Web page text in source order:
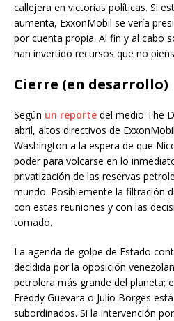
callejera en victorias políticas. Si
aumenta, ExxonMobil se vería
por cuenta propia. Al fin y al cabo
han invertido recursos que no
Cierre (en desarrollo)
Según un reporte del medio The
abril, altos directivos de
Washington a la espera de que
poder para volcarse en lo
privatización de las reservas
mundo. Posiblemente la filtración
con estas reuniones y con las
tomado.
La agenda de golpe de Estado
decidida por la oposición
petrolera más grande del planeta;
Freddy Guevara o Julio Borges
subordinados. Si la intervención